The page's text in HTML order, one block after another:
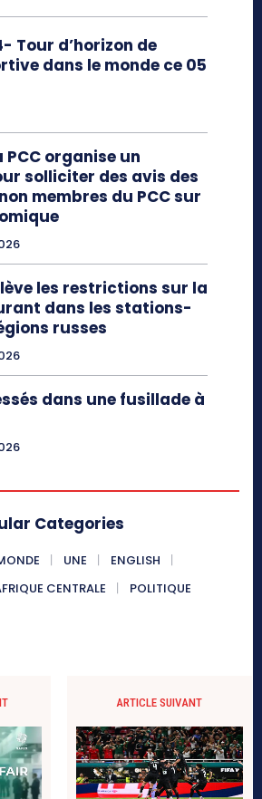
Tour d’horizon de
dans le monde ce 05
organise un
solliciter des avis des
membres du PCC sur
les restrictions sur la
dans les stations-
russes
dans une fusillade à
Categories
UNE
ENGLISH
CENTRALE POLITIQUE
ARTICLE SUIVANT